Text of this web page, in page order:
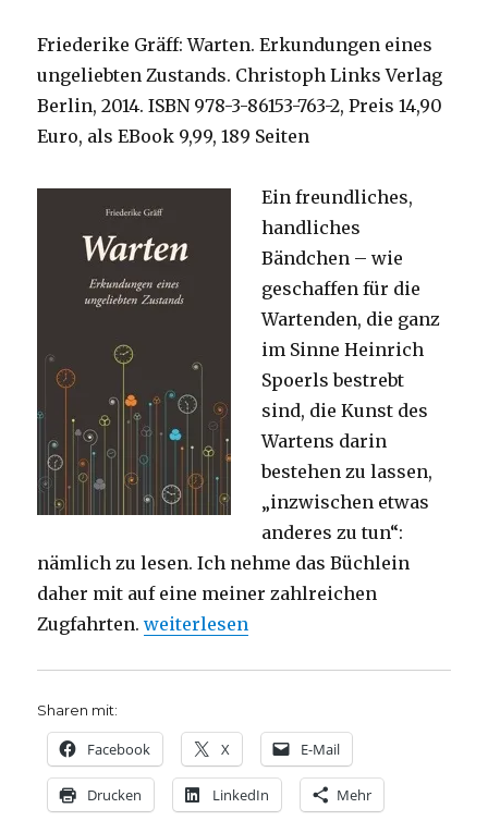
Friederike Gräff: Warten. Erkundungen eines
ungeliebten Zustands. Christoph Links Verlag
Berlin, 2014. ISBN 978-3-86153-763-2, Preis 14,90
Euro, als EBook 9,99, 189 Seiten
Ein freundliches,
handliches
Bändchen – wie
geschaffen für die
Wartenden, die ganz
im Sinne Heinrich
Spoerls bestrebt
sind, die Kunst des
Wartens darin
bestehen zu lassen,
„inzwischen etwas
anderes zu tun“:
nämlich zu lesen. Ich nehme das Büchlein
daher mit auf eine meiner zahlreichen
Zugfahrten.„Vom Stress des Stillstands,
weiterlesen
Sharen mit:
Facebook X E-Mail
Drucken LinkedIn Mehr